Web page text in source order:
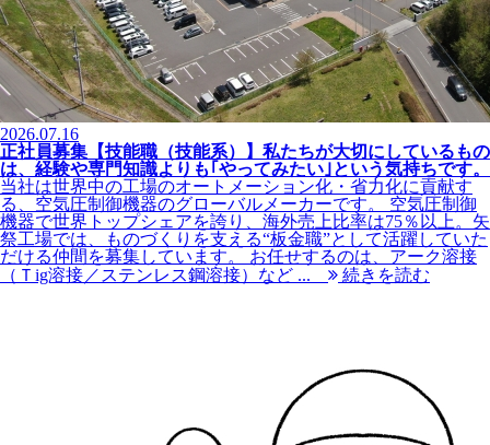
2026.07.16
正社員募集【技能職（技能系）】私たちが大切にしているもの
は、経験や専門知識よりも｢やってみたい｣という気持ちです。
当社は世界中の工場のオートメーション化・省力化に貢献す
る、空気圧制御機器のグローバルメーカーです。 空気圧制御
機器で世界トップシェアを誇り、海外売上比率は75％以上。矢
祭工場では、ものづくりを支える“板金職”として活躍していた
だける仲間を募集しています。 お任せするのは、アーク溶接
（Ｔig溶接／ステンレス鋼溶接）など ...
続きを読む